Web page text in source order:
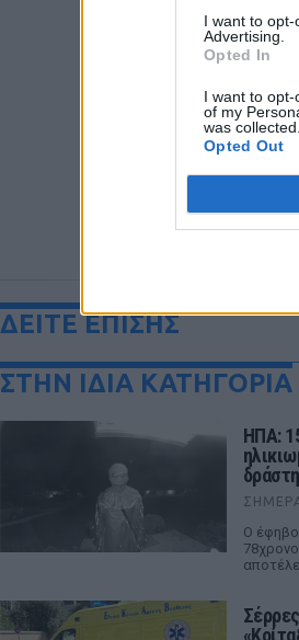
I want to
Advertising.
Opted In
I want to
of my
was collected.
Opted Out
ΔΕΙΤΕ ΕΠΙΣΗΣ
ΣΤΗΝ ΙΔΙΑ ΚΑΤΗΓΟΡΙΑ
ΗΠΑ:
Ο